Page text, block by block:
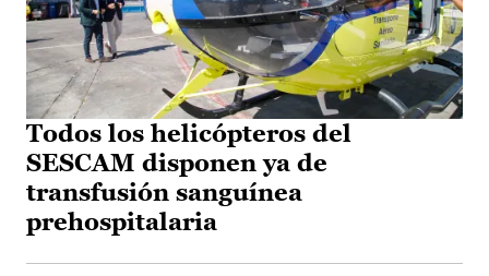
Todos los helicópteros del
SESCAM disponen ya de
transfusión sanguínea
prehospitalaria